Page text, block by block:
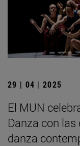
29 | 04 | 2025
El MUN
Danza con
danza